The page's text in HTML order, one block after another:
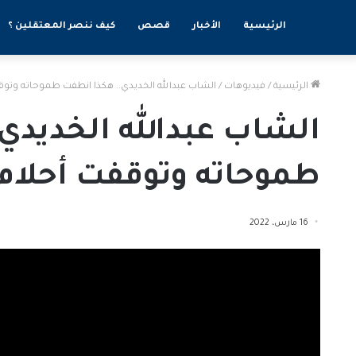
الرئيسية الأخبار قصص كيف ننصر المعتقلين ؟
الرئيسية / فيديوهات / الشاب عبدالله الخديدي.. هكذا انطفت طموحاته
الشاب عبدالله
طموحاته وتوقفت
16 مارس، 2022